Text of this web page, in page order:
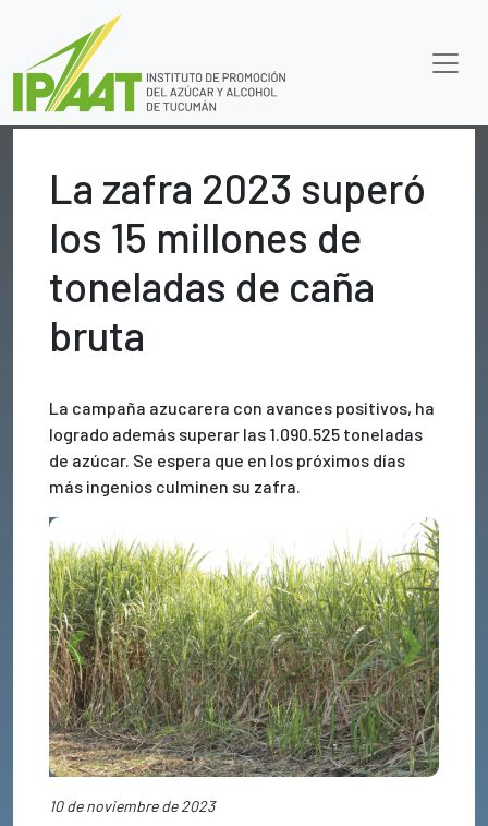
La zafra 2023 superó
los 15 millones de
toneladas de caña
bruta
La campaña azucarera con avances positivos, ha
logrado además superar las 1.090.525 toneladas
de azúcar. Se espera que en los próximos días
más ingenios culminen su zafra.
Previous Next
10 de noviembre de 2023